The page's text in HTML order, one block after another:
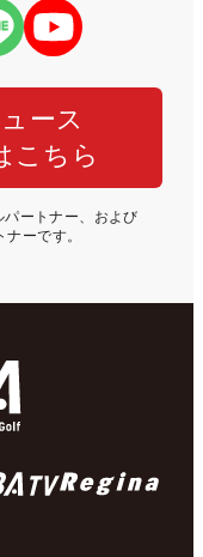
ース
こちら
ートナー、および
ーです。